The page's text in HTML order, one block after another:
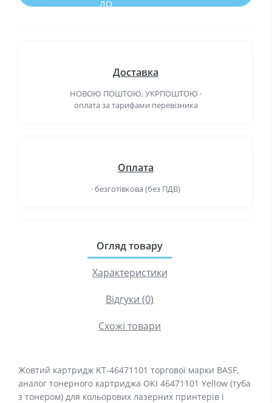
Доставка
НОВОЮ ПОШТОЮ, УКРПОШТОЮ ·
оплата за тарифами перевізника
Оплата
· безготівкова (без ПДВ)
Огляд товару
Характеристики
Відгуки (0)
Схожі товари
Жовтий картридж KT-46471101 торгової марки BASF,
аналог тонерного картриджа OKI 46471101 Yellow (туба
з тонером) для кольорових лазерних принтерів і